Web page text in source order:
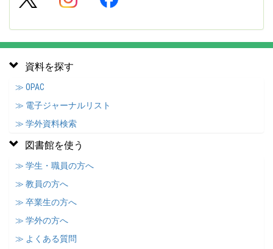
資料を探す
≫ OPAC
≫ 電子ジャーナルリスト
≫ 学外資料検索
図書館を使う
≫ 学生・職員の方へ
≫ 教員の方へ
≫ 卒業生の方へ
≫ 学外の方へ
≫ よくある質問